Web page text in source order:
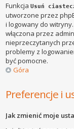
FunkcjaUsuń
utworzone przez
i logowany do
włączona przez
nieprzeczytanych
problemy z
być pomocne.
Góra
Preferencje i
Jak zmienić moje